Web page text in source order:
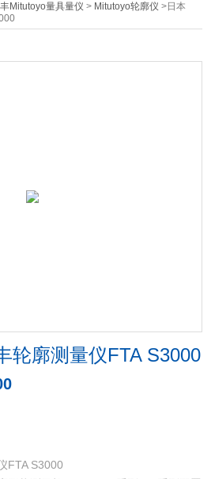
Mitutoyo量具量仪 > Mitutoyo轮廓仪 >日本
轮廓测量仪FTA S3000
FTA S3000